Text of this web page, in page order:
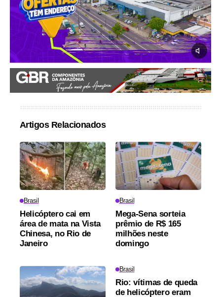
Artigos Relacionados
Brasil
Helicóptero cai em
área de mata na Vista
Chinesa, no Rio de
Janeiro
Brasil
Mega-Sena sorteia
prêmio de R$ 165
milhões neste
domingo
Brasil
Rio: vítimas de queda
de helicóptero eram